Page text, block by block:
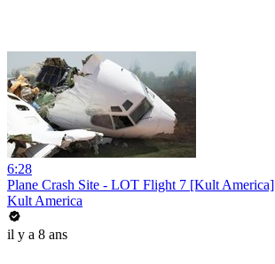
6:28
Plane Crash Site - LOT Flight 7 [Kult America]
Kult America
il y a 8 ans